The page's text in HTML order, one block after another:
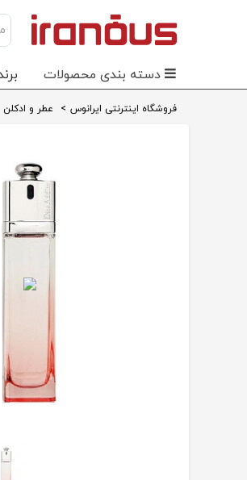
دسته بندی محصولات
فروشگاه اینترنتی ایرانوس > عطر و ادکلن